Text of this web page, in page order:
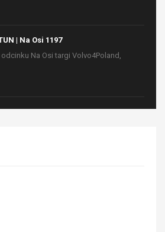
| Na Osi 1197
odcinku Na Osi targi Volvo4Poland,